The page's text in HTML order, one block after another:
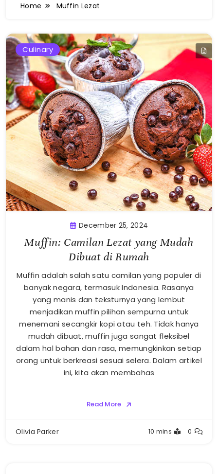
Home Muffin Lezat
Culinary
December 25, 2024
Muffin: Camilan Lezat yang Mudah
Dibuat di Rumah
Muffin adalah salah satu camilan yang populer di
banyak negara, termasuk Indonesia. Rasanya
yang manis dan teksturnya yang lembut
menjadikan muffin pilihan sempurna untuk
menemani secangkir kopi atau teh. Tidak hanya
mudah dibuat, muffin juga sangat fleksibel
dalam hal bahan dan rasa, memungkinkan setiap
orang untuk berkreasi sesuai selera. Dalam artikel
ini, kita akan membahas
Read More
Olivia Parker 10 mins 0